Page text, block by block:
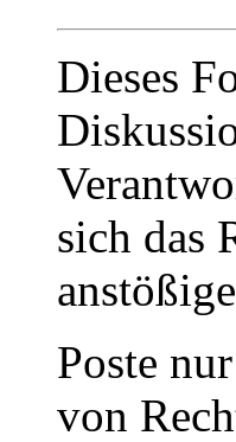
Dieses
sich das
Poste
von